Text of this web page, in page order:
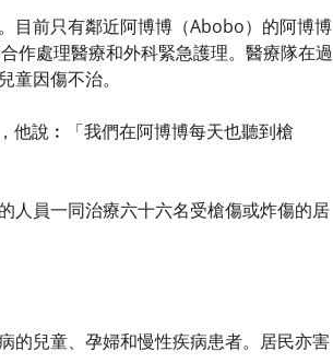
目前只有鄰近阿博博（Abobo）的阿博博
作處理醫療和外科緊急護理。醫療隊在過
因傷不治。
他說︰「我們在阿博博每天也聽到槍
人員一同治療六十六名受槍傷或炸傷的居
的兒童、孕婦和慢性疾病患者。居民亦害